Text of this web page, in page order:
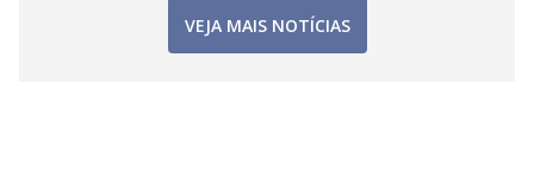
VEJA MAIS NOTÍCIAS